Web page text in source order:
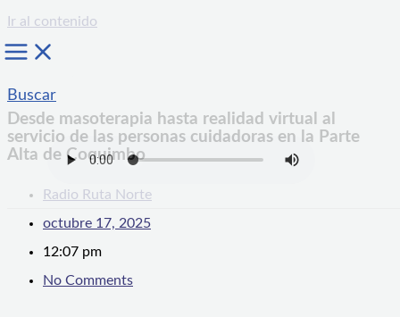
Ir al contenido
Buscar
Desde masoterapia hasta realidad virtual al
servicio de las personas cuidadoras en la Parte
Alta de Coquimbo
Radio Ruta Norte
octubre 17, 2025
12:07 pm
No Comments